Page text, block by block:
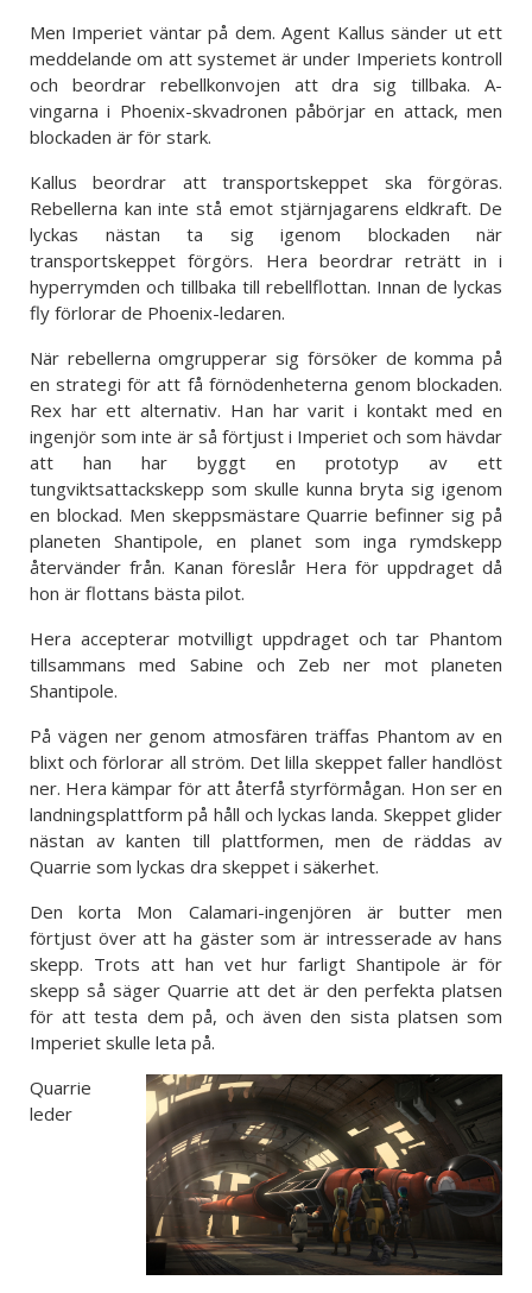
Men Imperiet väntar på dem. Agent Kallus sänder ut ett
meddelande om att systemet är under Imperiets kontroll
och beordrar rebellkonvojen att dra sig tillbaka. A-
vingarna i Phoenix-skvadronen påbörjar en attack, men
blockaden är för stark.
Kallus beordrar att transportskeppet ska förgöras.
Rebellerna kan inte stå emot stjärnjagarens eldkraft. De
lyckas nästan ta sig igenom blockaden när
transportskeppet förgörs. Hera beordrar reträtt in i
hyperrymden och tillbaka till rebellflottan. Innan de lyckas
fly förlorar de Phoenix-ledaren.
När rebellerna omgrupperar sig försöker de komma på
en strategi för att få förnödenheterna genom blockaden.
Rex har ett alternativ. Han har varit i kontakt med en
ingenjör som inte är så förtjust i Imperiet och som hävdar
att han har byggt en prototyp av ett
tungviktsattackskepp som skulle kunna bryta sig igenom
en blockad. Men skeppsmästare Quarrie befinner sig på
planeten Shantipole, en planet som inga rymdskepp
återvänder från. Kanan föreslår Hera för uppdraget då
hon är flottans bästa pilot.
Hera accepterar motvilligt uppdraget och tar Phantom
tillsammans med Sabine och Zeb ner mot planeten
Shantipole.
På vägen ner genom atmosfären träffas Phantom av en
blixt och förlorar all ström. Det lilla skeppet faller handlöst
ner. Hera kämpar för att återfå styrförmågan. Hon ser en
landningsplattform på håll och lyckas landa. Skeppet glider
nästan av kanten till plattformen, men de räddas av
Quarrie som lyckas dra skeppet i säkerhet.
Den korta Mon Calamari-ingenjören är butter men
förtjust över att ha gäster som är intresserade av hans
skepp. Trots att han vet hur farligt Shantipole är för
skepp så säger Quarrie att det är den perfekta platsen
för att testa dem på, och även den sista platsen som
Imperiet skulle leta på.
Quarrie
leder